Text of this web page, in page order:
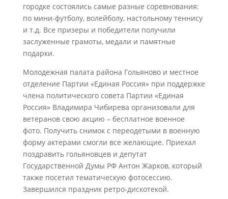
городке состоялись самые разные соревнования:
по мини-футболу, волейболу, настольному теннису
и т.д. Все призеры и победители получили
заслуженные грамоты, медали и памятные
подарки.
Молодежная палата района Гольяново и местное
отделение Партии «Единая Россия» при поддержке
члена политического совета Партии «Единая
Россия» Владимира Чибирева организовали для
ветеранов свою акцию – бесплатное военное
фото. Получить снимок с переодетыми в военную
форму актерами смогли все желающие. Приехал
поздравить гольяновцев и депутат
Государственной Думы РФ Антон Жарков, который
также посетил тематическую фотосессию.
Завершился праздник ретро-дискотекой.